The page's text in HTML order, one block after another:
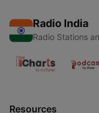
Radio India
Radio Stations
Resources